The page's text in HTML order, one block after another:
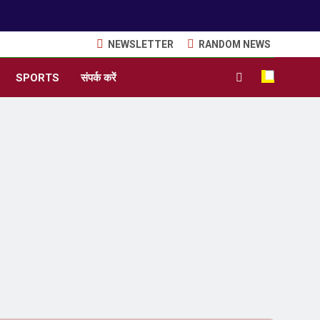
NEWSLETTER RANDOM NEWS
SPORTS संपर्क करें